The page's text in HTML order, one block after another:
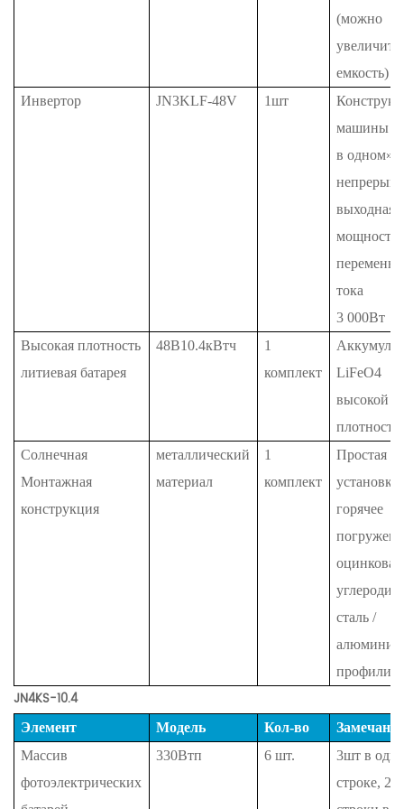
(можно
увеличить
емкость)
Инвертор
JN3KLF-48V 1шт
машины
в одном»,
выходная
мощность
тока
3000Вт
Высокая плотность
литиевая батарея
48В10.4кВтч
1
комплект
LiFeO4
высокой
плотности
Солнечная
Монтажная
конструкция
металлический
материал
1
комплект
Простая
установка,
горячее
сталь /
профили
JN4KS-10.4
Элемент Модель Кол-во
Массив
фотоэлектрических
330Втп 6шт.
3шт в
строке, 2